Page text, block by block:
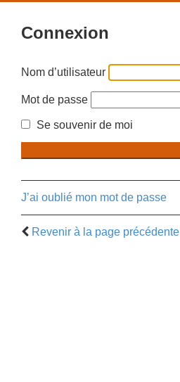
Connexion
Nom d’utilisateur
Mot de passe
Se souvenir de moi
J’ai oublié mon mot de passe
Revenir à la page précédente